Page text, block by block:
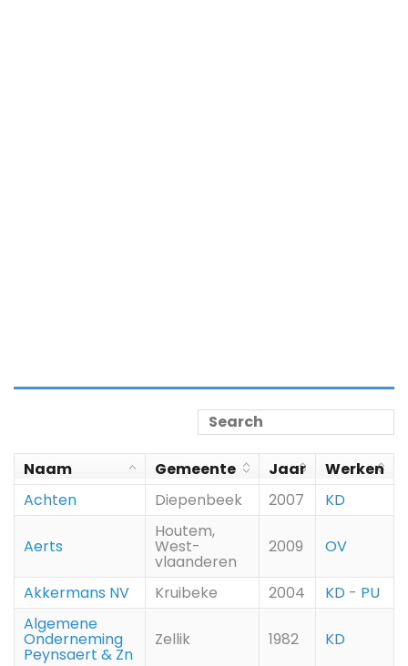
Naam Gemeente Jaar
Werken
Achten
Diepenbeek 2007 KD
Aerts
Houtem,
West-
vlaanderen
2009 OV
Akkermans NV Kruibeke 2004 KD - PU
Algemene
Onderneming
Peynsaert & Zn
Zellik 1982 KD